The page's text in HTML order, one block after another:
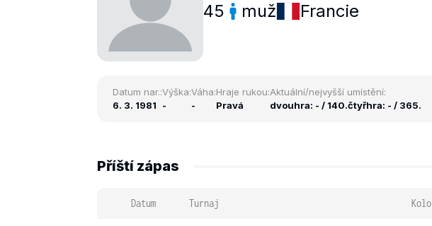
45 muž Francie
Datum nar.:
6. 3. 1981
Výška:
-
Váha:
-
Hraje rukou:
Pravá
Aktuální/nejvyšší umístění:
dvouhra: - / 140.čtyřhra: - / 365.
Příští zápas
Datum Turnaj Kolo